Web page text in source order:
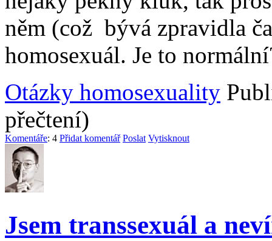
něm (což bývá zpravidla
homosexuál. Je to
Otázky homosexuality
přečtení)
Komentáře: 4 Přidat komentář Poslat Vytisknout
Jsem transsexuál a